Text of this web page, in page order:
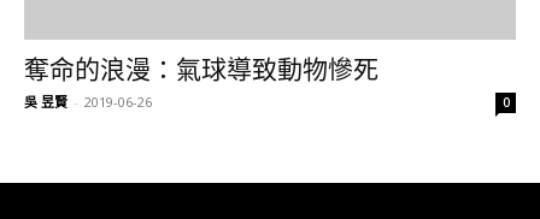
奪命的浪漫：氣球導致動物慘死
吳 昱賢 - 2019-06-26 0